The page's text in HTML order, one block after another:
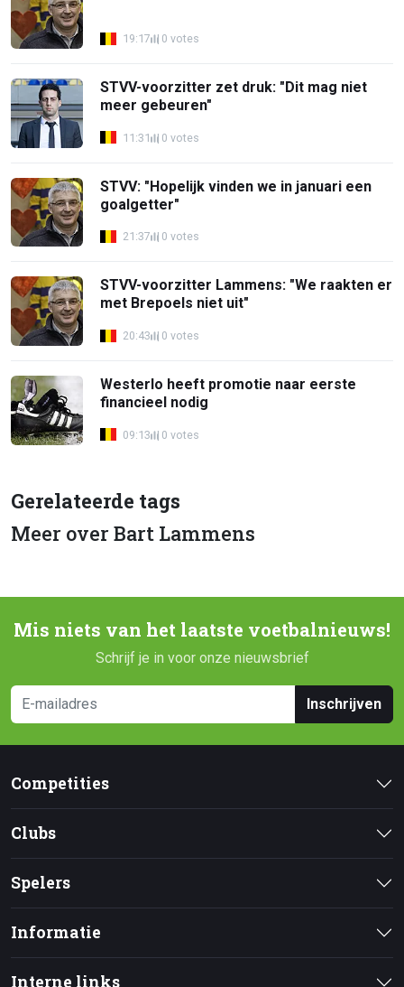
19:17 0 votes
STVV-voorzitter zet druk: "Dit mag niet
meer gebeuren"
11:31 0 votes
STVV: "Hopelijk vinden we in januari een
goalgetter"
21:37 0 votes
STVV-voorzitter Lammens: "We raakten er
met Brepoels niet uit"
20:43 0 votes
Westerlo heeft promotie naar eerste
financieel nodig
09:13 0 votes
Gerelateerde tags
Meer over Bart Lammens
Mis niets van het laatste voetbalnieuws!
Schrijf je in voor onze nieuwsbrief
Inschrijven
Competities
Clubs
Spelers
Informatie
Interne links